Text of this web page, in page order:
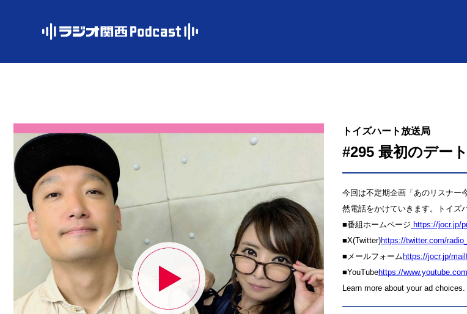
トイズハート放送局
#295 最初のデー
今回は不定期企画「あのリスナー
然電話をかけていきます。トイズ
■番組ホームページ
https://jocr.jp/
■X(Twitter)⁠⁠⁠⁠⁠⁠⁠⁠⁠⁠⁠⁠⁠⁠⁠⁠⁠⁠⁠⁠⁠⁠⁠⁠⁠⁠https://twitter.com/
■メールフォーム ⁠⁠⁠⁠⁠⁠⁠⁠⁠⁠⁠⁠⁠⁠⁠⁠⁠⁠⁠⁠⁠⁠⁠⁠⁠⁠https://jocr.jp/
■YouTube⁠⁠⁠⁠⁠⁠⁠⁠⁠⁠⁠⁠⁠⁠⁠⁠⁠⁠⁠⁠⁠⁠⁠⁠⁠⁠https://
Learn more about your ad